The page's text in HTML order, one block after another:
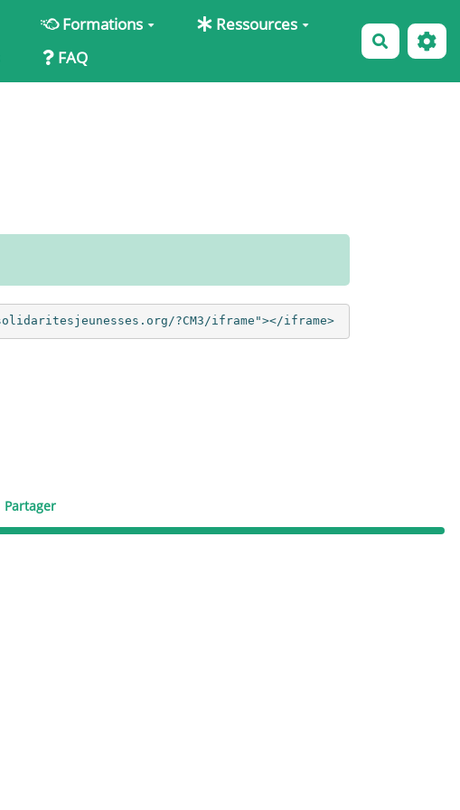
Formations
Ressources
FAQ
<iframe class="auto-resize" width="100%" scroll="no" frameborder="0" src="https://wiki.solidaritesjeunesses.org/?CM3/iframe"></iframe>
Partager